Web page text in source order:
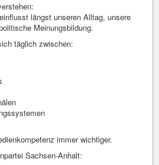
längst unseren Alltag, unsere
Meinungsbildung.
täglich zwischen:
immer wichtiger.
Sachsen-Anhalt: